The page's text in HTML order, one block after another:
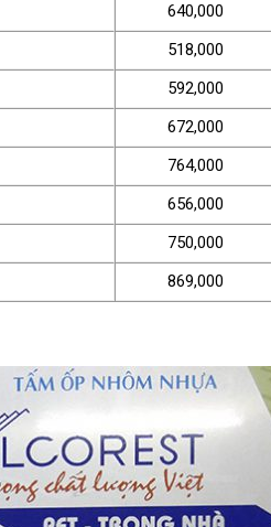
640,000
518,000
592,000
672,000
764,000
656,000
750,000
869,000